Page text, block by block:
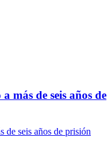
más de seis años de